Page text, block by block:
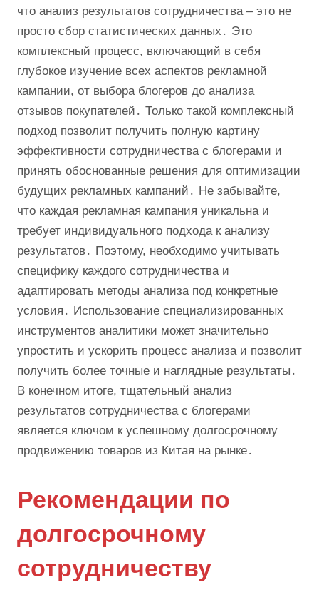
что анализ результатов сотрудничества – это не
просто сбор статистических данных․ Это
комплексный процесс, включающий в себя
глубокое изучение всех аспектов рекламной
кампании, от выбора блогеров до анализа
отзывов покупателей․ Только такой комплексный
подход позволит получить полную картину
эффективности сотрудничества с блогерами и
принять обоснованные решения для оптимизации
будущих рекламных кампаний․ Не забывайте,
что каждая рекламная кампания уникальна и
требует индивидуального подхода к анализу
результатов․ Поэтому, необходимо учитывать
специфику каждого сотрудничества и
адаптировать методы анализа под конкретные
условия․ Использование специализированных
инструментов аналитики может значительно
упростить и ускорить процесс анализа и позволит
получить более точные и наглядные результаты․
В конечном итоге, тщательный анализ
результатов сотрудничества с блогерами
является ключом к успешному долгосрочному
продвижению товаров из Китая на рынке․
Рекомендации по
долгосрочному
сотрудничеству